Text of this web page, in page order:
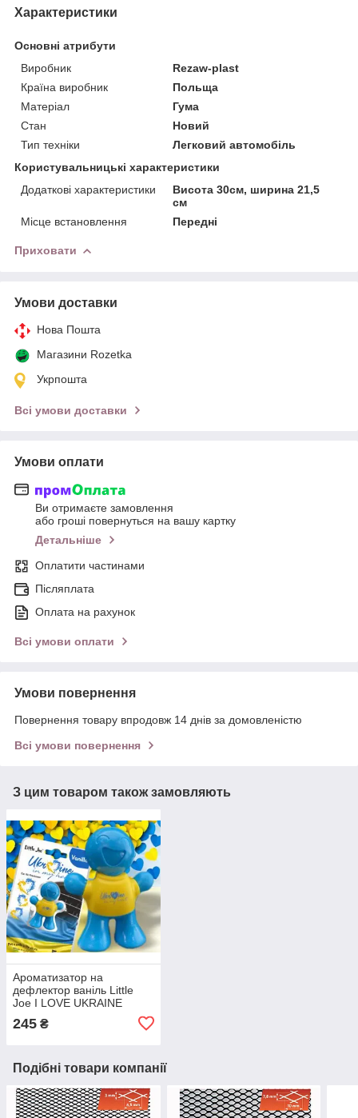
Характеристики
Основні атрибути
Виробник
Rezaw-plast
Країна виробник
Польща
Матеріал
Гума
Стан
Новий
Тип техніки
Легковий автомобіль
Користувальницькі характеристики
Додаткові характеристики
Висота 30см, ширина 21,5
см
Місце встановлення
Передні
Приховати
Умови доставки
Нова Пошта
Магазини Rozetka
Укрпошта
Всі умови доставки
Умови оплати
Ви отримаєте замовлення
або гроші повернуться на вашу картку
Детальніше
Оплатити частинами
Післяплата
Оплата на рахунок
Всі умови оплати
Умови повернення
Повернення товару впродовж 14 днів за домовленістю
Всі умови повернення
З цим товаром також замовляють
Ароматизатор на
дефлектор ваніль Little
Joe I LOVE UKRAINE
245 ₴
Подібні товари компанії